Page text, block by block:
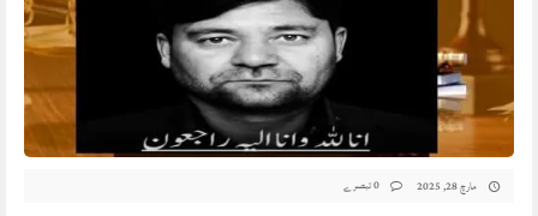
مارچ 28, 2025